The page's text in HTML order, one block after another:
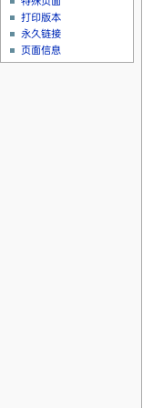
打印版本
永久链接
页面信息